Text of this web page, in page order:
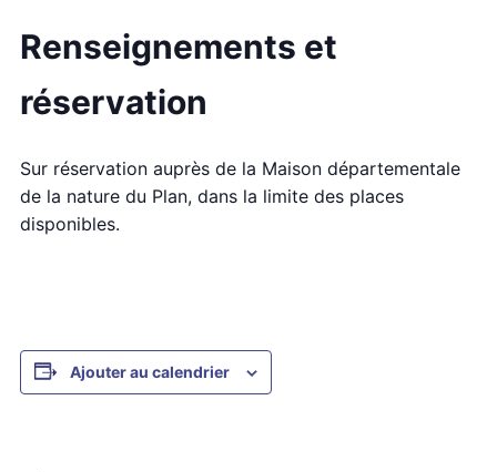
Renseignements et
réservation
Sur réservation auprès de la Maison départementale
de la nature du Plan, dans la limite des places
disponibles.
Ajouter au calendrier